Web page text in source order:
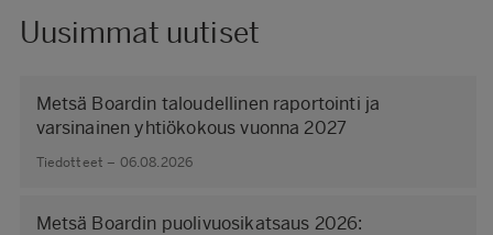
Uusimmat uutiset
Metsä Boardin taloudellinen raportointi ja
varsinainen yhtiökokous vuonna 2027
Tiedotteet – 06.08.2026
Metsä Boardin puolivuosikatsaus 2026: